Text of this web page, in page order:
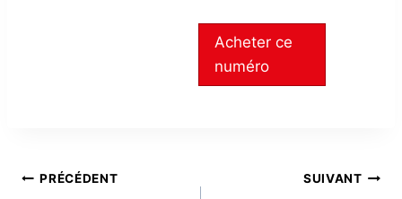
Acheter ce
numéro
NAVIGATION
PRÉCÉDENT SUIVANT